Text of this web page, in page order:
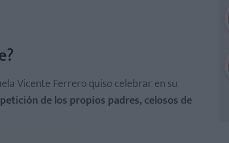
Vicente Ferrero quiso celebrar en su
de los propios padres, celosos de